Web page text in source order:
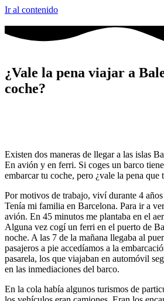
Ir al contenido
¿Vale la pena viajar a
coche?
Existen dos maneras de llegar a las islas
En avión y en ferri. Si coges un barco
embarcar tu coche, pero ¿vale la pena que
Por motivos de trabajo, viví durante 4
Tenía mi familia en Barcelona. Para ir a
avión. En 45 minutos me plantaba en el
Alguna vez cogí un ferri en el puerto de
noche. A las 7 de la mañana llegaba al
pasajeros a pie accedíamos a la
pasarela, los que viajaban en automóvil
en las inmediaciones del barco.
En la cola había algunos turismos de